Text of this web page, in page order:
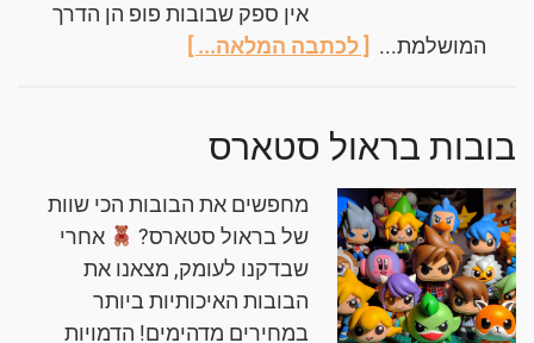
אין ספק שבובות פופ הן הדרך
המושלמת... [ לכתבה המלאה... ]
בובות בראול סטארס
מחפשים את הבובות הכי שוות
של בראול סטארס?
אחרי
שבדקנו לעומק, מצאנו את
הבובות האיכותיות ביותר
במחירים מדהימים! הדמויות